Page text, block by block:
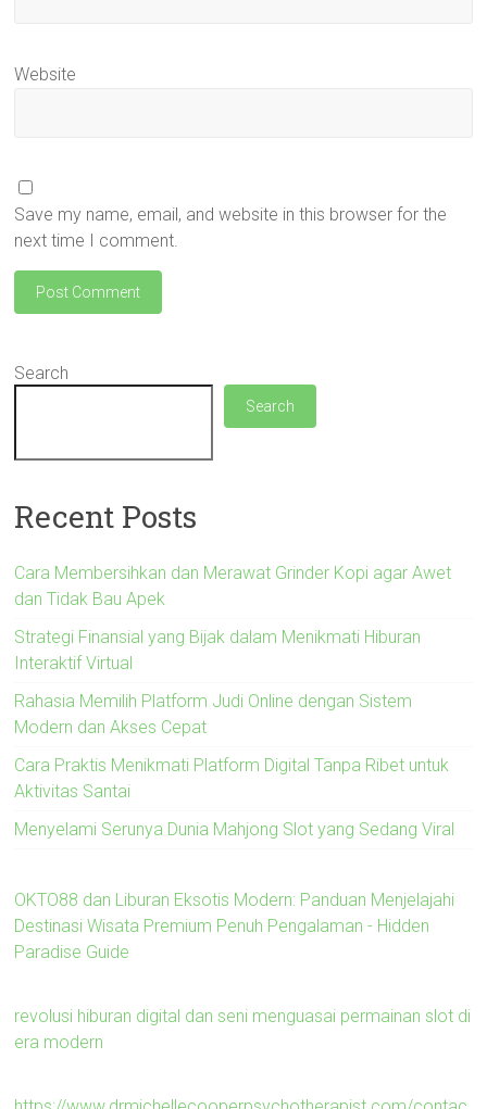
Website
Save my name, email, and website in this browser for the
next time I comment.
Search
Search
Recent Posts
Cara Membersihkan dan Merawat Grinder Kopi agar Awet
dan Tidak Bau Apek
Strategi Finansial yang Bijak dalam Menikmati Hiburan
Interaktif Virtual
Rahasia Memilih Platform Judi Online dengan Sistem
Modern dan Akses Cepat
Cara Praktis Menikmati Platform Digital Tanpa Ribet untuk
Aktivitas Santai
Menyelami Serunya Dunia Mahjong Slot yang Sedang Viral
OKTO88 dan Liburan Eksotis Modern: Panduan Menjelajahi
Destinasi Wisata Premium Penuh Pengalaman - Hidden
Paradise Guide
revolusi hiburan digital dan seni menguasai permainan slot di
era modern